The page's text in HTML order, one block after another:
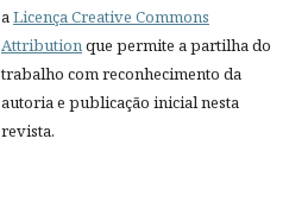
aLicença Creative Commons
Attributionque permite a partilha do
trabalho com reconhecimento da
autoria e publicação inicial nesta
revista.